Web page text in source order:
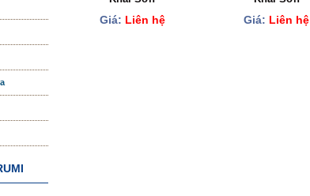
Giá: Liên hệ Giá: Liên hệ